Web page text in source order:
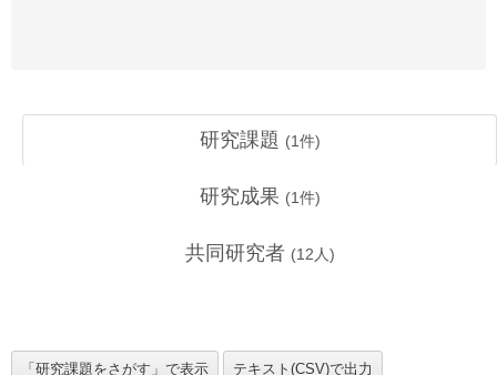
研究課題 (1件)
研究成果 (1件)
共同研究者 (12 人)